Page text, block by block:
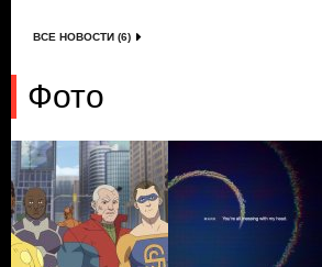
ВСЕ НОВОСТИ (6)
Фото